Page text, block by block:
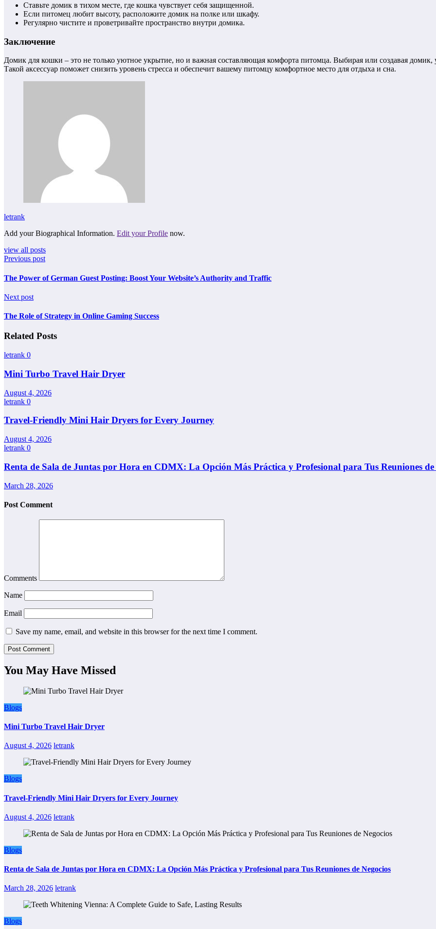
Ставьте домик в тихом месте, где кошка чувствует себя защищенной.
Если питомец любит высоту, расположите домик на полке или шкафу.
Регулярно чистите и проветривайте пространство внутри домика.
Заключение
Домик для кошки – это не только уютное укрытие, но и важная составляющая комфорта питомца. Выбирая или создавая
Такой аксессуар поможет снизить уровень стресса и обеспечит вашему питомцу комфортное место для отдыха и сна.
letrank
Add your Biographical Information. Edit your Profile now.
view all posts
Previous post
The Power of German Guest Posting: Boost Your Website’s Authority and Traffic
Next post
The Role of Strategy in Online Gaming Success
Related Posts
letrank 0
Mini Turbo Travel Hair Dryer
August 4, 2026
letrank 0
Travel-Friendly Mini Hair Dryers for Every Journey
August 4, 2026
letrank 0
Renta de Sala de Juntas por Hora en CDMX: La Opción Más Práctica y Profesional para Tus Reuniones de
March 28, 2026
Post Comment
Comments
Name
Email
Save my name, email, and website in this browser for the next time I comment.
You May Have Missed
Blogs
Mini Turbo Travel Hair Dryer
August 4, 2026 letrank
Blogs
Travel-Friendly Mini Hair Dryers for Every Journey
August 4, 2026 letrank
Blogs
Renta de Sala de Juntas por Hora en CDMX: La Opción Más Práctica y Profesional para Tus Reuniones de Negocios
March 28, 2026 letrank
Blogs